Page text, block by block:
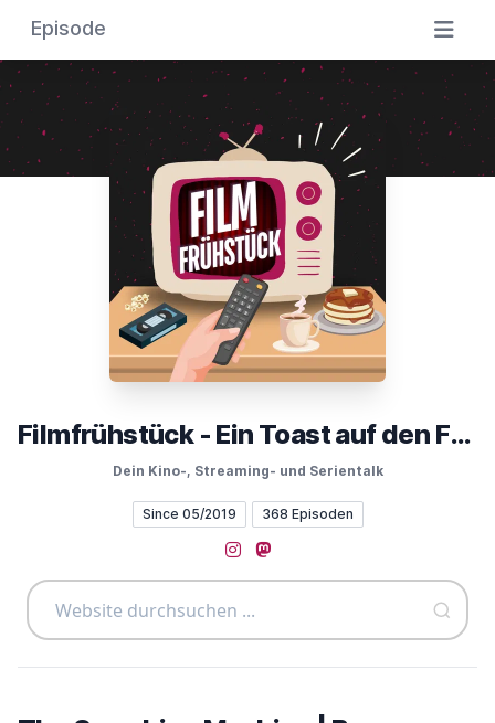
Episode
Filmfrühstück - Ein Toast auf den Film
Dein Kino-, Streaming- und Serientalk
Since 05/2019 368 Episoden
Instagram
Mastodon